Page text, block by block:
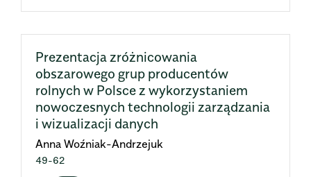
Prezentacja zróżnicowania
obszarowego grup producentów
rolnych w Polsce z wykorzystaniem
nowoczesnych technologii zarządzania
i wizualizacji danych
Anna Woźniak-Andrzejuk
49-62